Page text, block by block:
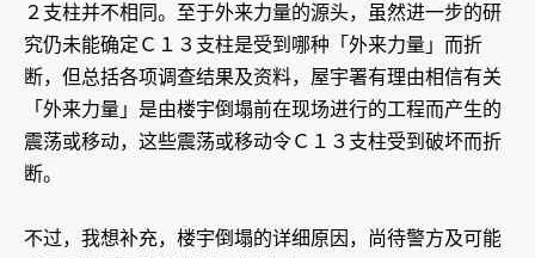
２支柱并不相同。至于外来力量的源头，虽然进一步的研
究仍未能确定Ｃ１３支柱是受到哪种「外来力量」而折
断，但总括各项调查结果及资料，屋宇署有理由相信有关
「外来力量」是由楼宇倒塌前在现场进行的工程而产生的
震荡或移动，这些震荡或移动令Ｃ１３支柱受到破坏而折
断。
不过，我想补充，楼宇倒塌的详细原因，尚待警方及可能